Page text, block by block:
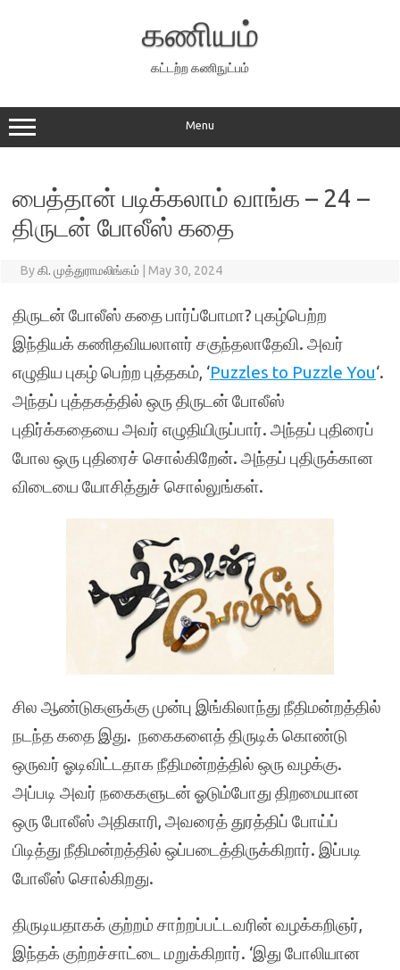
கணியம்
கட்டற்ற கணிநுட்பம்
Menu
பைத்தான் படிக்கலாம் வாங்க – 24 –
திருடன் போலீஸ் கதை
Byகி. முத்துராமலிங்கம் May 30, 2024
திருடன் போலீஸ் கதை பார்ப்போமா? புகழ்பெற்ற
இந்தியக் கணிதவியலாளர் சகுந்தலாதேவி. அவர்
எழுதிய புகழ் பெற்ற புத்தகம், ‘Puzzles to Puzzle You‘.
அந்தப் புத்தகத்தில் ஒரு திருடன் போலீஸ்
புதிர்க்கதையை அவர் எழுதியிருப்பார். அந்தப் புதிரைப்
போல ஒரு புதிரைச் சொல்கிறேன். அந்தப் புதிருக்கான
விடையை யோசித்துச் சொல்லுங்கள்.
சில ஆண்டுகளுக்கு முன்பு இங்கிலாந்து நீதிமன்றத்தில்
நடந்த கதை இது. நகைகளைத் திருடிக் கொண்டு
ஒருவர் ஓடிவிட்டதாக நீதிமன்றத்தில் ஒரு வழக்கு.
அப்படி அவர் நகைகளுடன் ஓடும்போது திறமையான
ஒரு போலீஸ் அதிகாரி, அவரைத் துரத்திப் போய்ப்
பிடித்து நீதிமன்றத்தில் ஒப்படைத்திருக்கிறார். இப்படி
போலீஸ் சொல்கிறது.
திருடியதாகக் குற்றம் சாற்றப்பட்டவரின் வழக்கறிஞர்,
இந்தக் குற்றச்சாட்டை மறுக்கிறார். ‘இது போலியான